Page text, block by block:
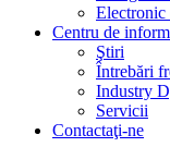
Electronic
Centru de
Ştiri
Întrebări
Industry
Servicii
Contactaţi-ne